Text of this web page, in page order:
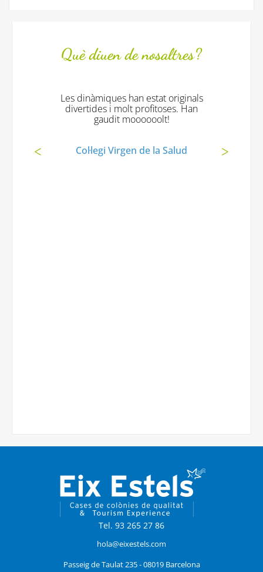
Què diuen de nosaltres?
Les dinàmiques han estat originals
divertides i molt profitoses. Han
gaudit moooooolt!
Col·legi Virgen de la Salud
Tel. 93 265 27 86
hola@eixestels.com
Passeig de Taulat 235 - 08019 Barcelona